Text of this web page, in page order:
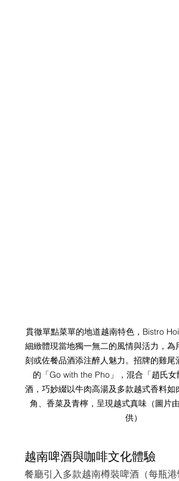
貫徹單點菜單的地道越南特色，Bistro
細緻體現當地獨一無二的風情與活力，為
刻或佐餐品酒添注醉人魅力。招牌的雞尾
的「Go with the Pho」，混合「趙氏
酒，巧妙綴以牛肉高湯及多款越式香料如
角、香菜及青檸，呈現越式真味 （圖片
供）
越南啤酒與咖啡文化體驗
餐廳引入多款越南樽裝啤酒（每瓶